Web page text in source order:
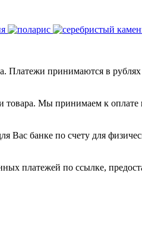
Платежи принимаются в
товара. Мы принимаем к
Вас банке по счету для
платежей по ссылке,